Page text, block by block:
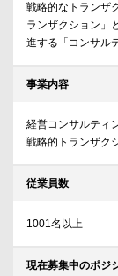
戦略的なトランザ
ランザクション」
進する「コンサル
事業内容
経営コンサルティ
戦略的トランザク
従業員数
1001名以上
現在募集中のポジ